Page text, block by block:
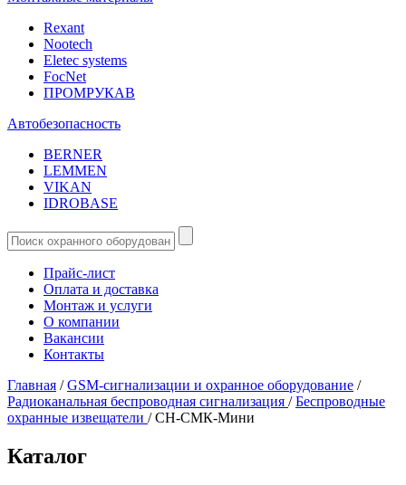
Rexant
Nootech
Eletec systems
FocNet
ПРОМРУКАВ
Автобезопасность
BERNER
LEMMEN
VIKAN
IDROBASE
Прайс-лист
Оплата и доставка
Монтаж и услуги
О компании
Вакансии
Контакты
Главная /GSM-сигнализации и охранное оборудование /
Радиоканальная беспроводная сигнализация /Беспроводные
охранные извещатели /СН-СМК-Мини
Каталог